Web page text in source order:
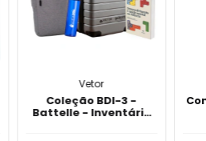
Vetor
Coleção BDI-3 -
Battelle - Inventário